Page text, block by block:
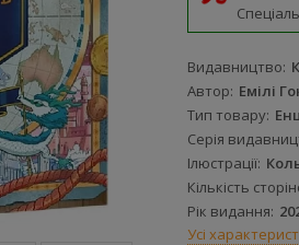
Видавництво
Автор Емілі
Тип товару
Серія
Ілюстрації
Кількість
Рік видання
Усі